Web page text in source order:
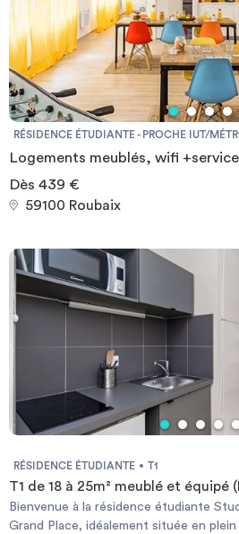
RÉSIDENCE ÉTUDIANTE - PROCHE IUT/
Logements meublés, wifi
Dès 439 €
59100 Roubaix
RÉSIDENCE ÉTUDIANTE T1
T1 de 18 à 25m² meublé et équipé
Bienvenue à la résidence étudiante
Grand Place, idéalement située en